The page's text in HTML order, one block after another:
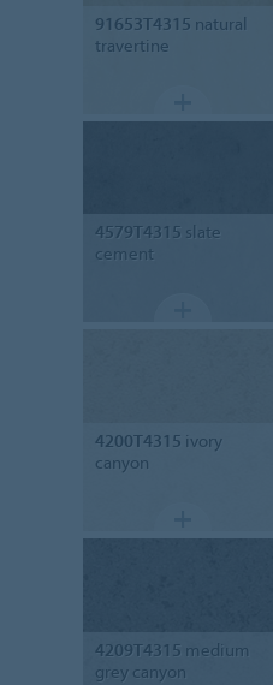
91653T4315 natural
travertine
4579T4315 slate
cement
4200T4315 ivory
canyon
4209T4315 medium
grey canyon